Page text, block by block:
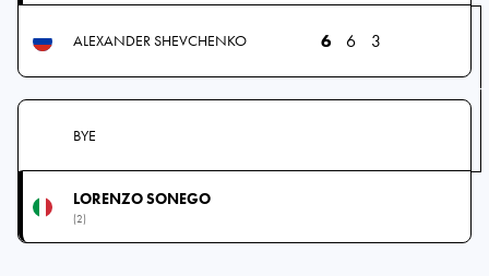
ALEXANDER SHEVCHENKO 6 6 3
BYE
LORENZO SONEGO
(2)